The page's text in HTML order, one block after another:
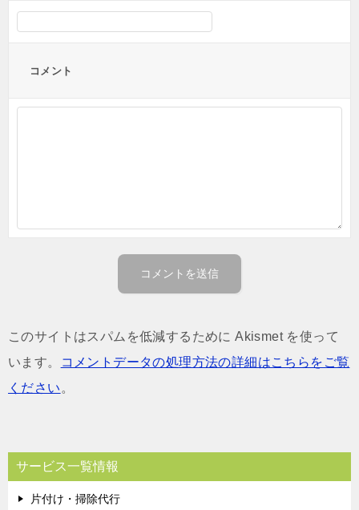
コメント
このサイトはスパムを低減するために Akismet を使って
います。
コメントデータの処理方法の詳細はこちらをご覧
ください 。
サービス一覧情報
片付け・掃除代行